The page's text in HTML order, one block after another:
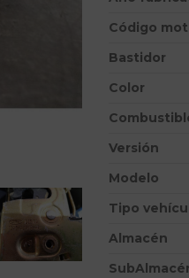
Código
Bastidor
Color
Versión
Modelo
Tipo
Almacén